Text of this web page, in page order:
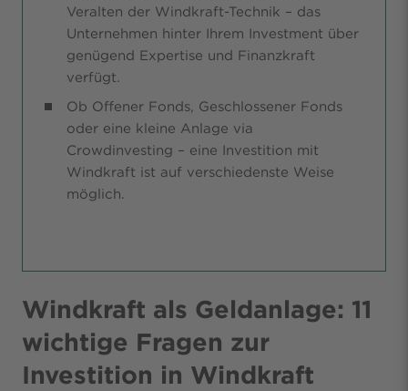
Veralten der Windkraft-Technik – das
Unternehmen hinter Ihrem Investment über
genügend Expertise und Finanzkraft
verfügt.
Ob Offener Fonds, Geschlossener Fonds
oder eine kleine Anlage via
Crowdinvesting – eine Investition mit
Windkraft ist auf verschiedenste Weise
möglich.
Windkraft als Geldanlage: 11
wichtige Fragen zur
Investition in Windkraft